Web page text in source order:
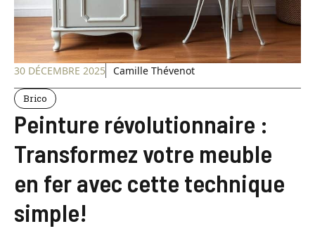
30 DÉCEMBRE 2025 Camille Thévenot
Brico
Peinture révolutionnaire :
Transformez votre meuble
en fer avec cette technique
simple!